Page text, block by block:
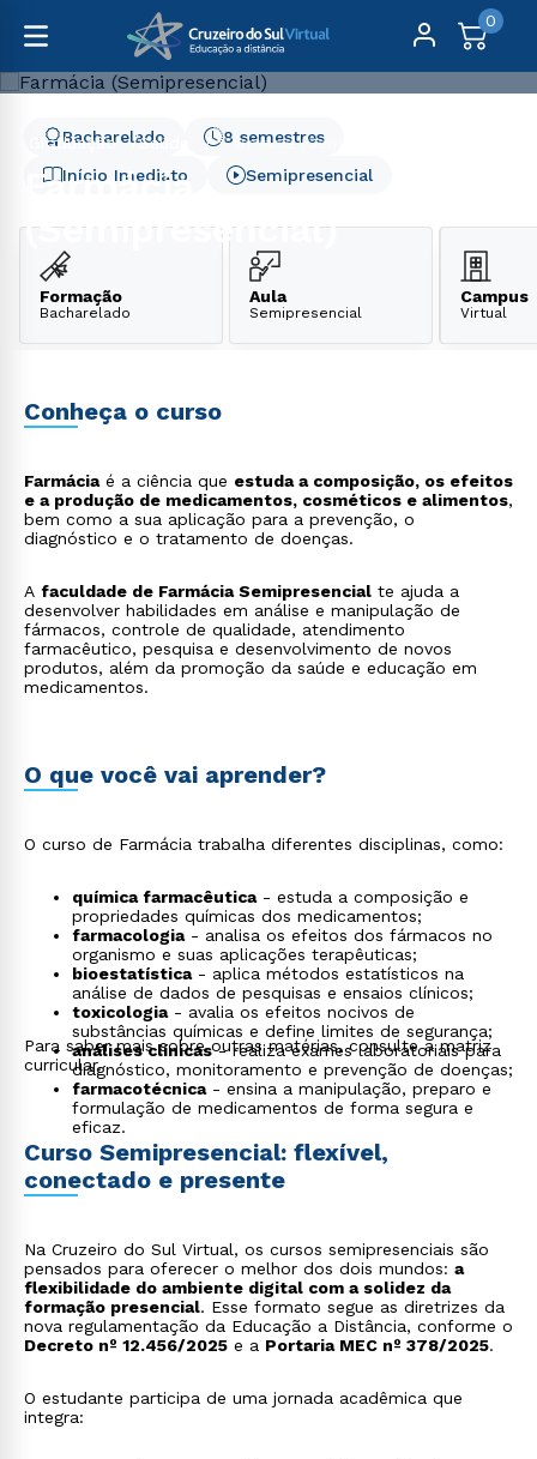
0
Graduação Saúde Farmácia (Semipresencial)
Farmácia
(Semipresencial)
Início Imediato
8 semestres
Bacharelado
Semipresencial
Formação
Bacharelado
Aula
Semipresencial
Campus
Virtual
Conheça o curso
Farmáciaé a ciência que estuda a composição, os efeitos
e a produção de medicamentos, cosméticos e alimentos,
bem como a sua aplicação para a prevenção, o
diagnóstico e o tratamento de doenças.
A faculdade de Farmácia Semipresencial te ajuda a
desenvolver habilidades em análise e manipulação de
fármacos, controle de qualidade, atendimento
farmacêutico, pesquisa e desenvolvimento de novos
produtos, além da promoção da saúde e educação em
medicamentos.
O que você vai aprender?
O curso de Farmácia trabalha diferentes disciplinas, como:
química farmacêutica- estuda a composição e
propriedades químicas dos medicamentos;
farmacologia- analisa os efeitos dos fármacos no
organismo e suas aplicações terapêuticas;
bioestatística- aplica métodos estatísticos na
análise de dados de pesquisas e ensaios clínicos;
toxicologia- avalia os efeitos nocivos de
substâncias químicas e define limites de segurança;
análises clínicas- realiza exames laboratoriais para
diagnóstico, monitoramento e prevenção de doenças;
farmacotécnica- ensina a manipulação, preparo e
formulação de medicamentos de forma segura e
eficaz.
Para saber mais sobre outras matérias, consulte a matriz
curricular.
Curso Semipresencial: flexível,
conectado e presente
Na Cruzeiro do Sul Virtual, os cursos semipresenciais são
pensados para oferecer o melhor dos dois mundos: a
flexibilidade do ambiente digital com a solidez da
formação presencial. Esse formato segue as diretrizes da
nova regulamentação da Educação a Distância, conforme o
Decreto nº 12.456/2025 e a Portaria MEC nº 378/2025.
O estudante participa de uma jornada acadêmica que
integra: